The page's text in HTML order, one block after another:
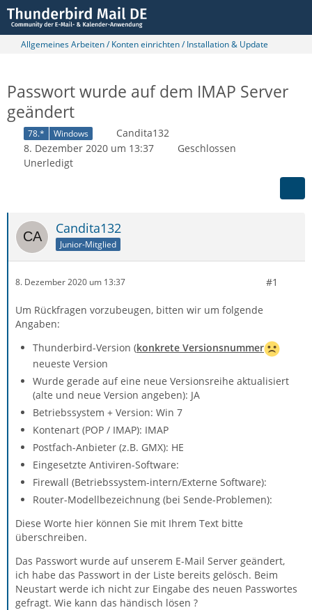
Allgemeines Arbeiten / Konten einrichten / Installation & Update
Passwort wurde auf dem IMAP Server
geändert
78.* Windows
Candita132
8. Dezember 2020 um 13:37
Geschlossen
Unerledigt
Candita132
Junior-Mitglied
8. Dezember 2020 um 13:37 #1
Um Rückfragen vorzubeugen, bitten wir um folgende
Angaben:
Thunderbird-Version (konkrete Versionsnummer
neueste Version
Wurde gerade auf eine neue Versionsreihe aktualisiert
(alte und neue Version angeben): JA
Betriebssystem + Version: Win 7
Kontenart (POP / IMAP): IMAP
Postfach-Anbieter (z.B. GMX): HE
Eingesetzte Antiviren-Software:
Firewall (Betriebssystem-intern/Externe Software):
Router-Modellbezeichnung (bei Sende-Problemen):
Diese Worte hier können Sie mit Ihrem Text bitte
überschreiben.
Das Passwort wurde auf unserem E-Mail Server geändert,
ich habe das Passwort in der Liste bereits gelösch. Beim
Neustart werde ich nicht zur Eingabe des neuen Passwortes
gefragt. Wie kann das händisch lösen ?